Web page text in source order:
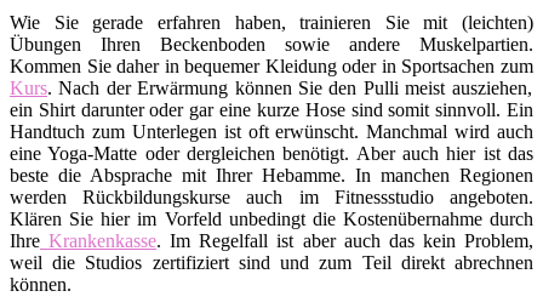
Wie Sie gerade erfahren haben, trainieren Sie mit (leichten)
Übungen Ihren Beckenboden sowie andere Muskelpartien.
Kommen Sie daher in bequemer Kleidung oder in Sportsachen zum
Kurs. Nach der Erwärmung können Sie den Pulli meist ausziehen,
ein Shirt darunter oder gar eine kurze Hose sind somit sinnvoll. Ein
Handtuch zum Unterlegen ist oft erwünscht. Manchmal wird auch
eine Yoga-Matte oder dergleichen benötigt. Aber auch hier ist das
beste die Absprache mit Ihrer Hebamme. In manchen Regionen
werden Rückbildungskurse auch im Fitnessstudio angeboten.
Klären Sie hier im Vorfeld unbedingt die Kostenübernahme durch
Ihre Krankenkasse. Im Regelfall ist aber auch das kein Problem,
weil die Studios zertifiziert sind und zum Teil direkt abrechnen
können.